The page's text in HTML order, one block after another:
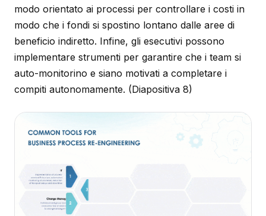
modo orientato ai processi per controllare i costi in
modo che i fondi si spostino lontano dalle aree di
beneficio indiretto. Infine, gli esecutivi possono
implementare strumenti per garantire che i team si
auto-monitorino e siano motivati a completare i
compiti autonomamente. (Diapositiva 8)